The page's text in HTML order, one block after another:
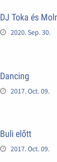
DJ Toka és
2020. Sep. 30.
Dancing
2017. Oct. 09.
Buli előtt
2017. Oct. 09.